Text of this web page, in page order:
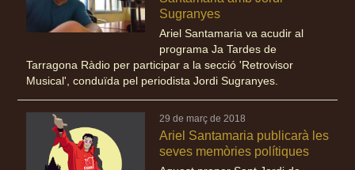
Sugranyes
Ariel Santamaria va acudir al
programa Ja Tardes de
Tarragona Ràdio per participar a la secció 'Retrovisor
Musical', conduïda pel periodista Jordi Sugranyes.
29 de març de 2018
Ariel Santamaria publicarà les
seves memòries polítiques